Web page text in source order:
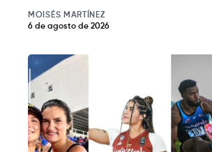
MOISÉS MARTÍNEZ
6 de agosto de 2026